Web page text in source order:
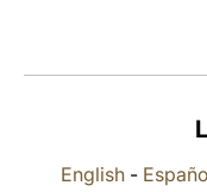
English-